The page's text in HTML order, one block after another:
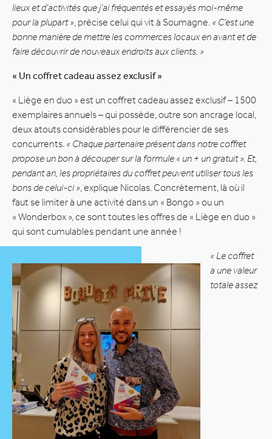
lieux et d’activités que j’ai fréquentés et essayés moi-même
pour la plupart » , précise celui qui vit à Soumagne. « C’est une
bonne manière de mettre les commerces locaux en avant et de
faire découvrir de nouveaux endroits aux clients. »
« Un coffret cadeau assez exclusif »
« Liège en duo » est un coffret cadeau assez exclusif – 1500
exemplaires annuels – qui possède, outre son ancrage local,
deux atouts considérables pour le différencier de ses
concurrents. « Chaque partenaire présent dans notre coffret
propose un bon à découper sur la formule « un + un gratuit ». Et,
pendant an, les propriétaires du coffret peuvent utiliser tous les
bons de celui-ci » , explique Nicolas. Concrètement, là où il
faut se limiter à une activité dans un « Bongo » ou un
« Wonderbox », ce sont toutes les offres de « Liège en duo »
qui sont cumulables pendant une année !
« Le coffret
a une valeur
totale assez